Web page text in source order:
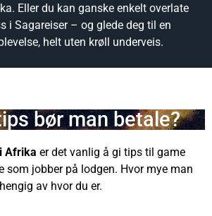
Eller du kan ganske enkelt overlate
i Sagareiser – og glede deg til en
helt uten krøll underveis.
bør man betale?
i Afrika er det vanlig å gi tips til game
som jobber på lodgen. Hvor mye man
av hvor du er.